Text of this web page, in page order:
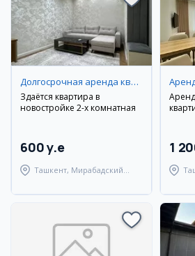
Долгосрочная аренда квартир
Здаётся квартира в
новостройке 2-х комнатная
600 y.e
Ташкент, Мирабадский
1